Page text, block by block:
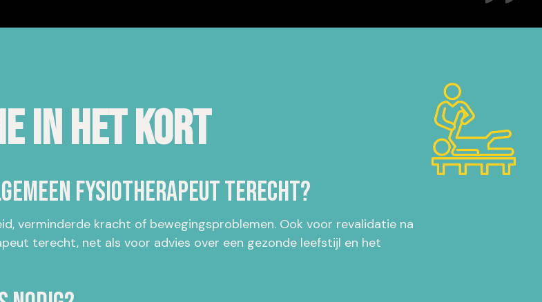
in het kort
fysiotherapeut terecht?
verminderde kracht of bewegingsproblemen. Ook voor revalidatie na
terecht, net als voor advies over een gezonde leefstijl en het